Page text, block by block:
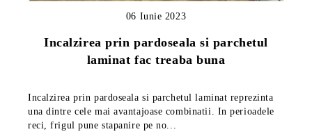
Incalzirea prin pardoseala si parchetul
laminat fac treaba buna
06 Iunie 2023
Incalzirea prin pardoseala si parchetul laminat reprezinta
una dintre cele mai avantajoase combinatii. In perioadele
reci, frigul pune stapanire pe no...